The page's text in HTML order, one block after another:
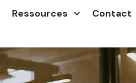
Ressources Contact